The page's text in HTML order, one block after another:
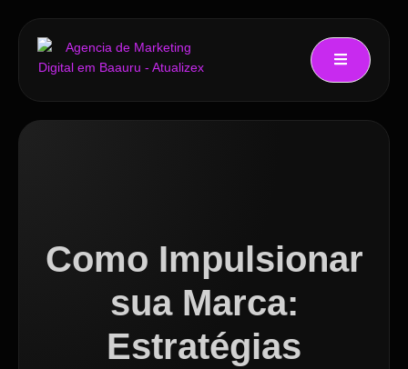
Como Impulsionar
sua Marca:
Estratégias